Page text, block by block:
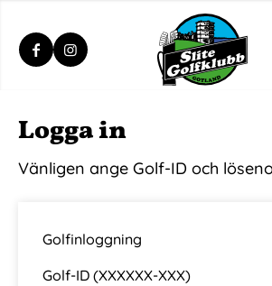
Logga in
Vänligen ange Golf-ID och
Golfinloggning
Golf-ID (XXXXXX-XXX)